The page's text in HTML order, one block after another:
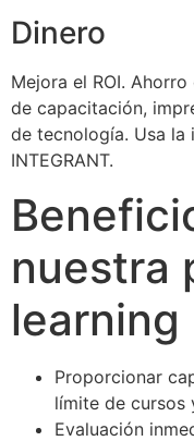
Dinero
Mejora el ROI.
de capacitación,
de tecnología. Usa la
INTEGRANT.
nuestra
learning
Proporcionar
límite de cursos
Evaluación